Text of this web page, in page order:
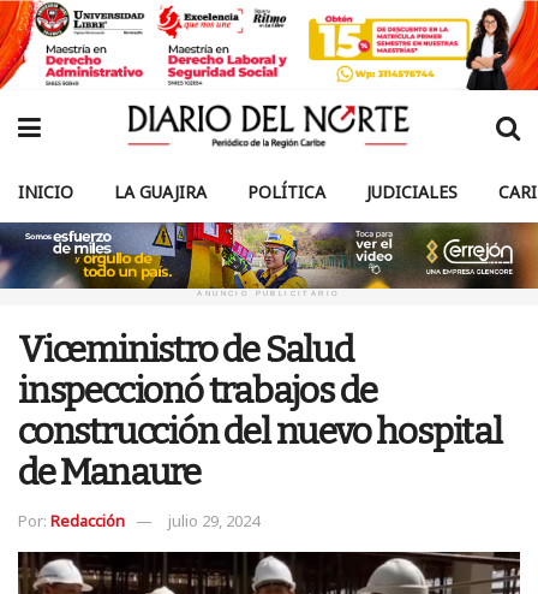
INICIO LA GUAJIRA POLÍTICA JUDICIALES
ANUNCIO PUBLICITARIO
Viceministro de Salud
inspeccionó trabajos de
construcción del nuevo hospital
de Manaure
Por: Redacción julio 29, 2024